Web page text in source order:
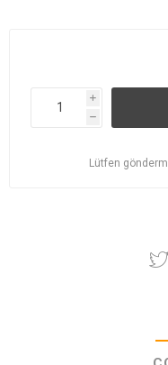
i
h
Lütfen